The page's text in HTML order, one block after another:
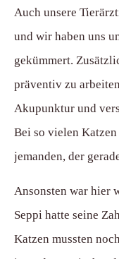
Auch unsere
und wir haben uns
gekümmert.
präventiv zu
Akupunktur und
Bei so vielen
jemanden, der
Ansonsten war hier
Seppi hatte seine
Katzen mussten